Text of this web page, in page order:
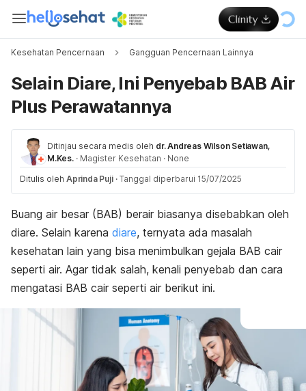
Kesehatan Pencernaan Gangguan Pencernaan Lainnya
Selain Diare, Ini Penyebab BAB Air
Plus Perawatannya
Ditinjau secara medis oleh dr. Andreas Wilson Setiawan,
M.Kes. · Magister Kesehatan · None
Ditulis oleh Aprinda Puji · Tanggal diperbarui 15/07/2025
Buang air besar (BAB) berair biasanya disebabkan oleh
diare. Selain karena diare, ternyata ada masalah
kesehatan lain yang bisa menimbulkan gejala BAB cair
seperti air. Agar tidak salah, kenali penyebab dan cara
mengatasi BAB cair seperti air berikut ini.